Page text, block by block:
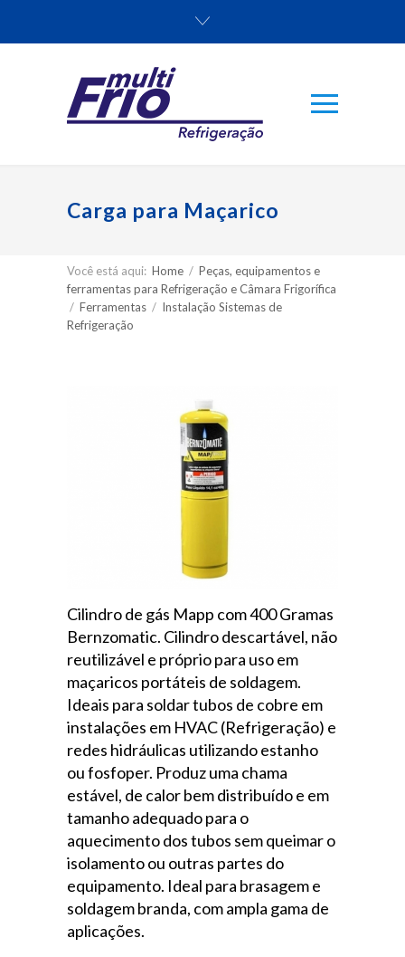
Carga para Maçarico
Você está aqui: Home / Peças, equipamentos e
ferramentas para Refrigeração e Câmara Frigorífica
/ Ferramentas / Instalação Sistemas de
Refrigeração
Cilindro de gás Mapp com 400 Gramas
Bernzomatic. Cilindro descartável, não
reutilizável e próprio para uso em
maçaricos portáteis de soldagem.
Ideais para soldar tubos de cobre em
instalações em HVAC (Refrigeração) e
redes hidráulicas utilizando estanho
ou fosfoper. Produz uma chama
estável, de calor bem distribuído e em
tamanho adequado para o
aquecimento dos tubos sem queimar o
isolamento ou outras partes do
equipamento. Ideal para brasagem e
soldagem branda, com ampla gama de
aplicações.